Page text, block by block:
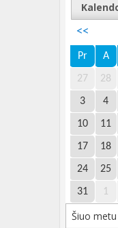
<<
Pr A
27 28
3 4
10 11
17 18
24 25
31 1
Šiuo